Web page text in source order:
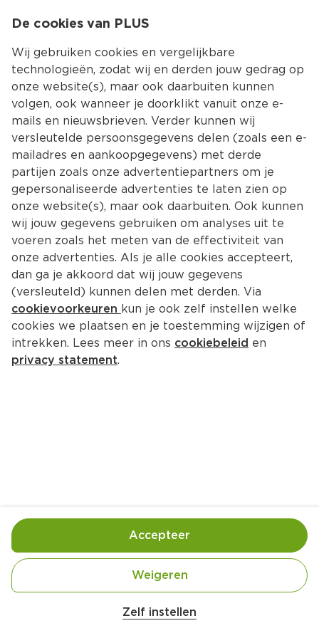
Kies jouw
Terug Producten
PLUS Chutney mango chili
Per Kuipje 100 g  (per kilo €19.90)
Handige informatie over dit product
De cookies van PLUS
Wij gebruiken cookies en vergelijkbare
technologieën, zodat wij en derden jouw gedrag op
onze website(s), maar ook daarbuiten kunnen
volgen, ook wanneer je doorklikt vanuit onze e-
mails en nieuwsbrieven. Verder kunnen wij
versleutelde persoonsgegevens delen (zoals een e-
mailadres en aankoopgegevens) met derde
partijen zoals onze advertentiepartners om je
gepersonaliseerde advertenties te laten zien op
onze website(s), maar ook daarbuiten. Ook kunnen
wij jouw gegevens gebruiken om analyses uit te
voeren zoals het meten van de effectiviteit van
onze advertenties. Als je alle cookies accepteert,
dan ga je akkoord dat wij jouw gegevens
(versleuteld) kunnen delen met derden. Via
cookievoorkeuren kun je ook zelf instellen welke
cookies we plaatsen en je toestemming wijzigen of
intrekken. Lees meer in ons cookiebeleid en
privacy statement.
Zelf instellen
Weigeren
Accepteer